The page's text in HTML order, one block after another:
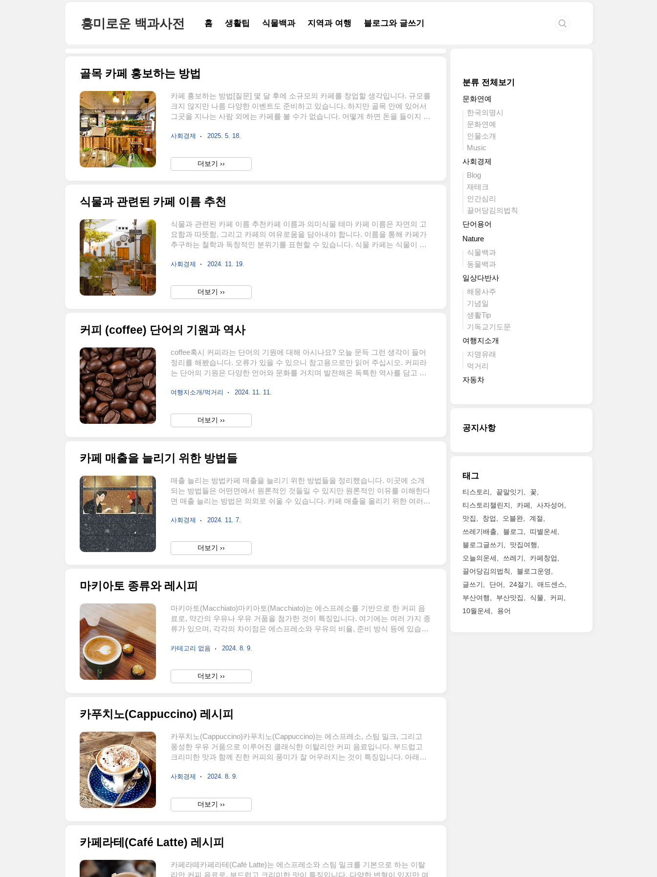
흥미로운 백과사전 홈 생활팁 식물백과 지역과 여행 블로그와 글쓰기
골목 카페 홍보하는 방법
카페 홍보하는 방법[질문] 몇 달 후에 소규모의 카페를 창업할 생각입니다. 규모를
크지 않지만 나름 다양한 이벤트도 준비하고 있습니다. 하지만 골목 안에 있어서
그곳을 지나는 사람 외에는 카페를 볼 수가 없습니다. 어떻게 하면 돈을 들이지 않
카페를 비용을 거의 들이지 않고 효과적으로 홍보하는 방법은 매우 중요합니다.
비용을 들이지 않고 최대한 많은 사람에게 알릴 수 있는 홍보 방법들을 카테고리
별로 정리한 목록입니다. 자신에게 맞는 방법을 최대한 활용해 보시기 바랍니다.
사회경제 2025. 5. 18.
더보기 ››
식물과 관련된 카페 이름 추천
식물과 관련된 카페 이름 추천카페 이름과 의미식물 테마 카페 이름은 자연의 고
요함과 따뜻함, 그리고 카페의 여유로움을 담아내야 합니다. 이름을 통해 카페가
추구하는 철학과 독창적인 분위기를 표현할 수 있습니다. 식물 카페는 식물이 실
다. 아래는 각각의 설명과 더불어 세부 컨셉까지 추가한 식물 관련 카페 이름 20가
낌을 주는 이름으로, 식물의 신선함과 자유로움을 동시에 표현합니다.풍성한 식
물이 바람에 흔들리는 듯한 디자인의 실내 장식.자연을 느낄 수 있도록 창가나 야
사회경제 2024. 11. 19.
더보기 ››
커피 (coffee) 단어의 기원과 역사
coffee혹시 커피라는 단어의 기원에 대해 아시나요? 오늘 문득 그런 생각이 들어
정리를 해봤습니다. 오류가 있을 수 있으니 참고용으로만 읽어 주십시오. 커피라
는 단어의 기원은 다양한 언어와 문화를 거치며 발전해온 독특한 역사를 담고 있
티오피아에서 시작된 후 아랍 세계를 거쳐 유럽으로 전파되면서 각 지역의 언어
라 다르게 발음되고 표기되었으며, 이 모든 과정이 결합되어 지금의 "coffee"라는
단어가 완성되었습니다. 1. 커피의 기원: 에티오피아 전설과 카파(Kaffa) 지역커피
여행지소개/먹거리 2024. 11. 11.
더보기 ››
카페 매출을 늘리기 위한 방법들
매출 늘리는 방법카페 매출을 늘리기 위한 방법들을 정리했습니다. 이곳에 소개
되는 방법들은 어떤면에서 원론적인 것들일 수 있지만 원론적인 이유를 이해한다
면 매출 늘리는 방법은 의외로 쉬울 수 있습니다. 카페 매출을 올리기 위한 여러
만족도를 높일 수 있습니다. 1. 고품질 제품 제공 프리미엄 원두 사용고품질의 신
커피를 위해 추가 비용을 지불할 의향이 있습니다. 카페가 가장 우선시 해야 하는
것은 원두, 즉 커피 맛입니다. 커피가 맛이 없으면 모든 것이 꽝입니다. 커피가 전
사회경제 2024. 11. 7.
더보기 ››
마키아토 종류와 레시피
마키아토(Macchiato)마키아토(Macchiato)는 에스프레소를 기반으로 한 커피 음
료로, 약간의 우유나 우유 거품을 첨가한 것이 특징입니다. 여기에는 여러 가지 종
류가 있으며, 각각의 차이점은 에스프레소와 우유의 비율, 준비 방식 등에 있습니
에스프레소 마키아토 (Espresso Macchiato)설명: 전통적인 마키아토로, 에스프레
아어로 '얼룩진'을 의미하며, 에스프레소에 우유를 살짝 더해 커피의 강한 맛을 부
드럽게 만듭니다.2. 라떼 마키아토 (Latte Macchiato)설명: 라떼와 마키아토의 중
카테고리 없음 2024. 8. 9.
더보기 ››
카푸치노(Cappuccino) 레시피
카푸치노(Cappuccino)카푸치노(Cappuccino)는 에스프레소, 스팀 밀크, 그리고
풍성한 우유 거품으로 이루어진 클래식한 이탈리안 커피 음료입니다. 부드럽고
크리미한 맛과 함께 진한 커피의 풍미가 잘 어우러지는 것이 특징입니다. 아래는
밀크: 약 60ml우유 거품: 약 60ml도구에스프레소 머신 (또는 강한 커피를 만들 수
용량의 잔 사용)레시피에스프레소 추출:에스프레소 머신을 사용해 신선한 에스프
레소 1샷(약 30ml)을 추출합니다.추출된 에스프레소를 미리 따뜻하게 데운 커피
사회경제 2024. 8. 9.
더보기 ››
카페라테(Café Latte) 레시피
카페라떼카페라테(Café Latte)는 에스프레소와 스팀 밀크를 기본으로 하는 이탈
리안 커피 음료로, 부드럽고 크리미한 맛이 특징입니다. 다양한 변형이 있지만 여
분류 전체보기
문화연예
한국의명시
문화연예
인물소개
Music
사회경제
Blog
재테크
인간심리
끌어당김의법칙
단어용어
Nature
식물백과
동물백과
일상다반사
해몽사주
기념일
생활Tip
기독교기도문
여행지소개
지명유래
먹거리
자동차
공지사항
태그
티스토리 끝말잇기
꽃
티스토리챌린지
카페
사자성어
맛집
창업 오블완
계절
쓰레기배출
블로그
띠별운세
블로그글쓰기
맛집여행
오늘의운세
쓰레기
카페창업
끌어당김의법칙
블로그운영
글쓰기
단어 24절기
애드센스
부산여행
부산맛집 식물
커피
10월운세
용어